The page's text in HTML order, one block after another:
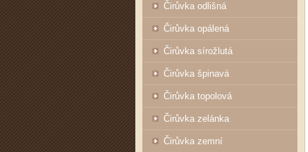
Čirůvka odlišná
Čirůvka opálená
Čirůvka sírožlutá
Čirůvka špinavá
Čirůvka topolová
Čirůvka zelánka
Čirůvka zemní